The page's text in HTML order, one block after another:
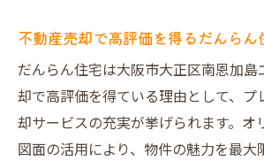
不動産売却で高評価を得るだんらん
だんらん住宅は大阪市大正区南恩加
却で高評価を得ている理由として、プ
却サービスの充実が挙げられます。オ
図面の活用により、物件の魅力を最大